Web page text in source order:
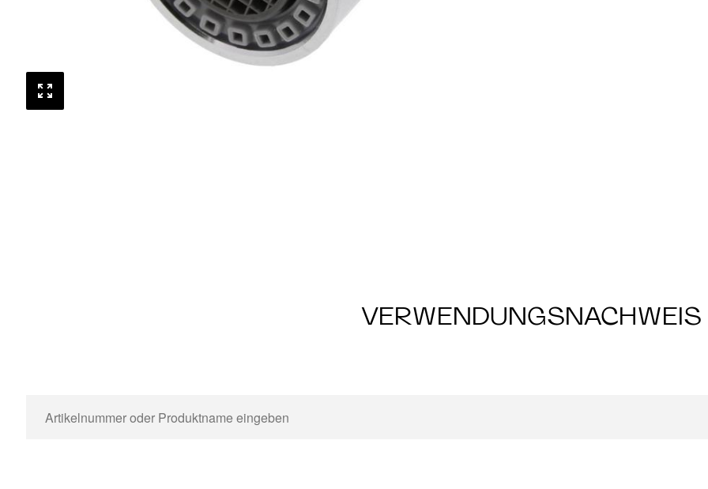
VERWENDUNGSNACHWEIS